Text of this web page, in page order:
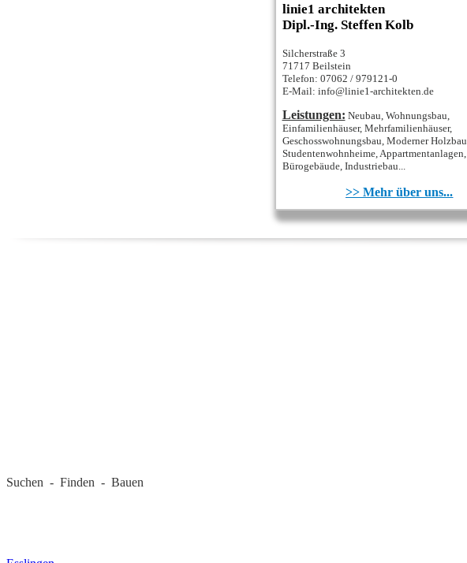
linie1 architekten
Dipl.-Ing. Steffen Kolb
Silcherstraße 3
71717 Beilstein
Telefon: 07062 / 979121-0
E-Mail: info@linie1-architekten.de
Leistungen: Neubau, Wohnungsbau,
Einfamilienhäuser, Mehrfamilienhäuser,
Geschosswohnungsbau, Moderner Holzbau,
Studentenwohnheime, Appartmentanlagen,
Bürogebäude, Industriebau...
>> Mehr über uns...
Suchen - Finden - Bauen